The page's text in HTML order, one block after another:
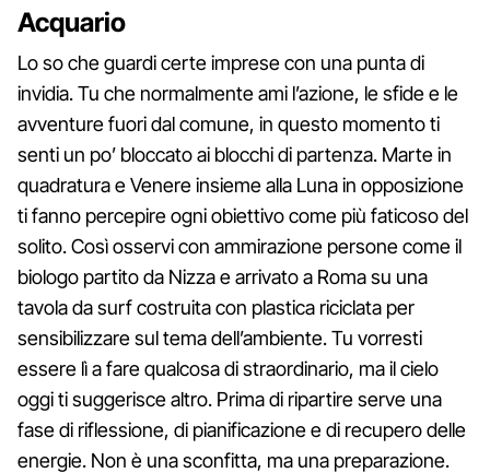
Acquario
Lo so che guardi certe imprese con una punta di
invidia. Tu che normalmente ami l’azione, le sfide e le
avventure fuori dal comune, in questo momento ti
senti un po’ bloccato ai blocchi di partenza. Marte in
quadratura e Venere insieme alla Luna in opposizione
ti fanno percepire ogni obiettivo come più faticoso del
solito. Così osservi con ammirazione persone come il
biologo partito da Nizza e arrivato a Roma su una
tavola da surf costruita con plastica riciclata per
sensibilizzare sul tema dell’ambiente. Tu vorresti
essere lì a fare qualcosa di straordinario, ma il cielo
oggi ti suggerisce altro. Prima di ripartire serve una
fase di riflessione, di pianificazione e di recupero delle
energie. Non è una sconfitta, ma una preparazione.